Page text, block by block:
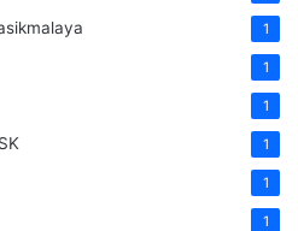
1
1
1
1
1
1